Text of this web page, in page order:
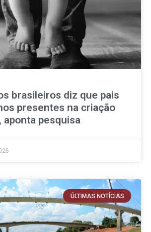
brasileiros diz que pais
presentes na criação
aponta pesquisa
ÚLTIMAS NOTÍCIAS